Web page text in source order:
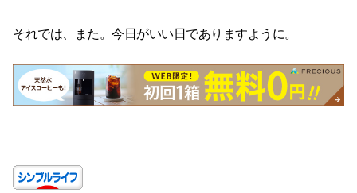
それでは、また。今日がいい日でありますように。